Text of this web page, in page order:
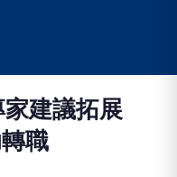
建議拓展
職